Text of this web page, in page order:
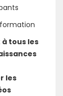
tous les
les